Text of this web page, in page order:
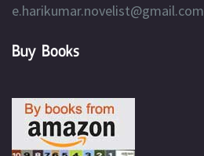
e.harikumar.novelist@gmail.com
Buy Books